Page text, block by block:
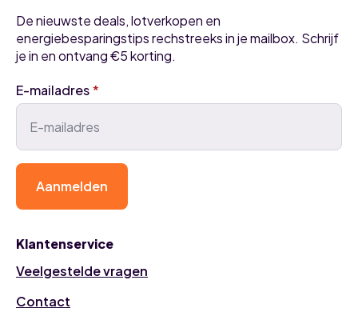
Klantenservice
Veelgestelde vragen
Contact
De nieuwste deals, lotverkopen en
energiebesparingstips rechstreeks in je mailbox. Schrijf
je in en ontvang €5 korting.
E-mailadres*
Aanmelden